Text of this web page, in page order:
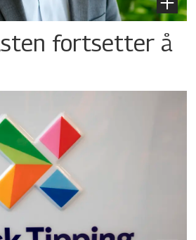
fortsetter å